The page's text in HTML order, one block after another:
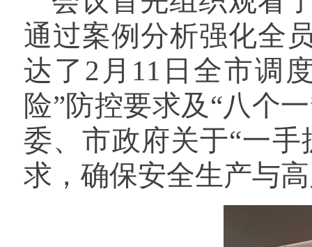
通过案例分析强化全
达了2月11日全市调
险”防控要求及“八个
委、市政府关于“一
求，确保安全生产与